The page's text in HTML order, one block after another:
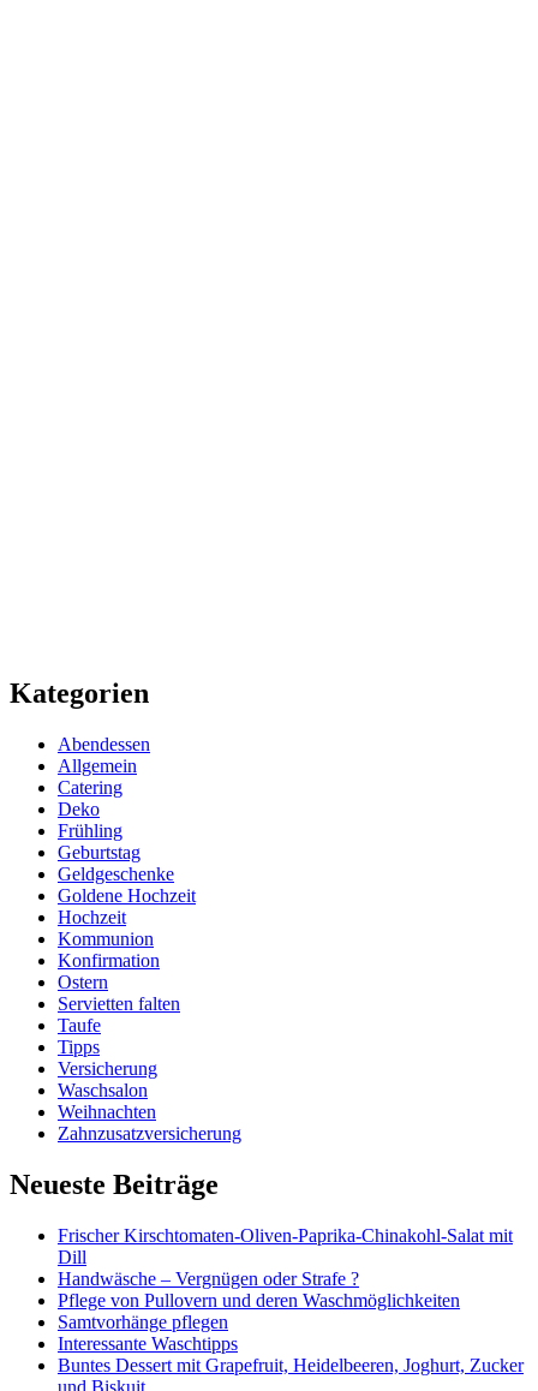
Kategorien
Abendessen
Allgemein
Catering
Deko
Frühling
Geburtstag
Geldgeschenke
Goldene Hochzeit
Hochzeit
Kommunion
Konfirmation
Ostern
Servietten falten
Taufe
Tipps
Versicherung
Waschsalon
Weihnachten
Zahnzusatzversicherung
Neueste Beiträge
Frischer Kirschtomaten-Oliven-Paprika-Chinakohl-Salat mit
Dill
Handwäsche – Vergnügen oder Strafe ?
Pflege von Pullovern und deren Waschmöglichkeiten
Samtvorhänge pflegen
Interessante Waschtipps
Buntes Dessert mit Grapefruit, Heidelbeeren, Joghurt, Zucker
und Biskuit